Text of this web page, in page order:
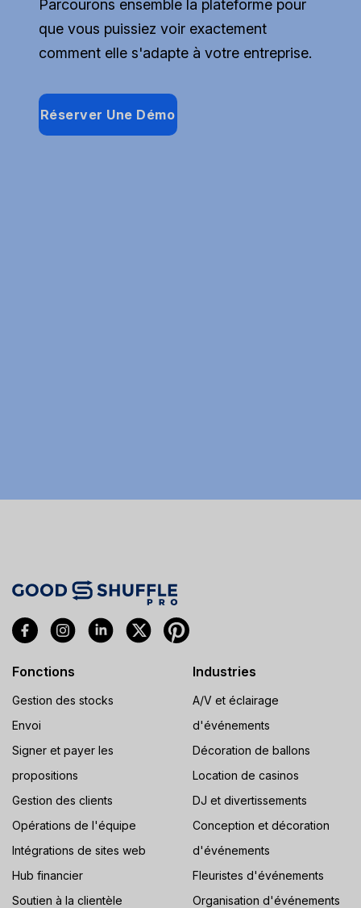
Parcourons ensemble la plateforme pour
que vous puissiez voir exactement
comment elle s'adapte à votre entreprise.
Réserver Une Démo
Fonctions
Gestion des stocks
Envoi
Signer et payer les
propositions
Gestion des clients
Opérations de l'équipe
Intégrations de sites web
Hub financier
Soutien à la clientèle
Industries
A/V et éclairage
d'événements
Décoration de ballons
Location de casinos
DJ et divertissements
Conception et décoration
d'événements
Fleuristes d'événements
Organisation d'événements